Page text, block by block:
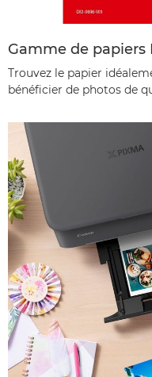
Gamme de papiers
Trouvez le papier
bénéficier de photos de